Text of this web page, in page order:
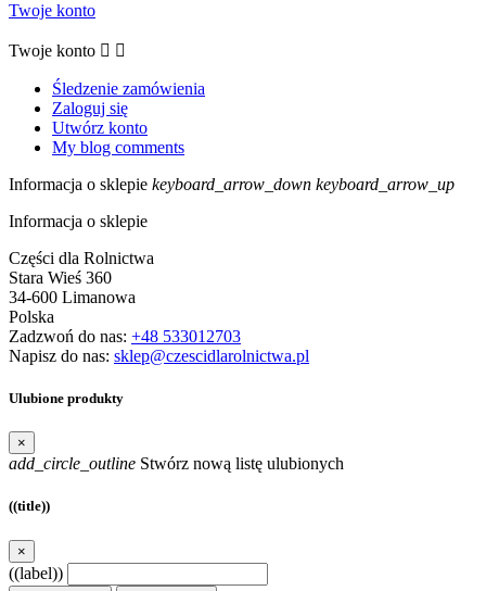
Twoje konto
Twoje konto  
Śledzenie zamówienia
Zaloguj się
Utwórz konto
My blog comments
Informacja o sklepie keyboard_arrow_down keyboard_arrow_up
Informacja o sklepie
Części dla Rolnictwa
Stara Wieś 360
34-600 Limanowa
Polska
Zadzwoń do nas: +48 533012703
Napisz do nas: sklep@czescidlarolnictwa.pl
Ulubione produkty
×
add_circle_outline Stwórz nową listę ulubionych
((title))
×
((label))